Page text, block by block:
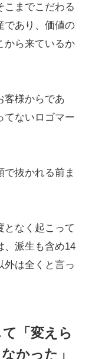
こまでこだわる
であり、価値の
から来ているか
客様からであ
てないロゴマー
抜かれる前ま
となく起こって
、派生も含め14
外は全くと言っ
「変えら
かった」